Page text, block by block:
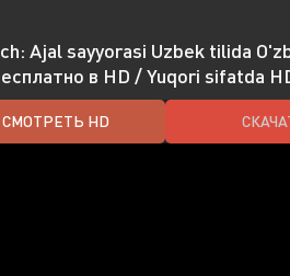
Ajal sayyorasi Uzbek tilida
в HD / Yuqori sifatda
СМОТРЕТЬ HD